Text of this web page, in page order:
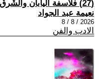
(27) فلاسفة اليابان والشَّرق: ساموراي ومماليك
نعيمة عبد الجواد
2026 / 8 / 8
الادب والفن